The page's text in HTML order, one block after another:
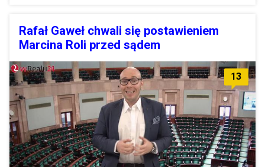
Rafał Gaweł chwali się postawieniem
Marcina Roli przed sądem
13